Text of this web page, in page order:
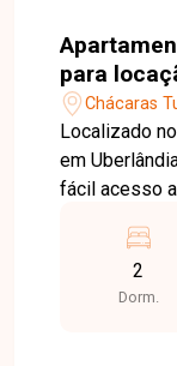
para
Tubalina
Chácaras
Localizado
em
fácil acesso
O
segundo
composto
2
Dorm.